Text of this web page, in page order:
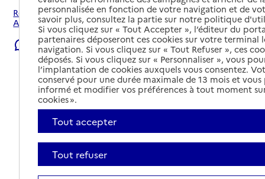
Rechercher les établissements et services autour de
Annœullin.
Signaler une erreur
personnalisée en fonction de votre navigation et de
savoir plus, consultez la partie sur notre politique
Si vous cliquez sur « Tout Accepter », l’éditeur du
partenaires déposeront ces cookies sur votre terminal
navigation. Si vous cliquez sur « Tout Refuser », ces
déposés. Si vous cliquez sur « Personnaliser », vous
l’implantation de cookies auxquels vous consentez.
conservé pour une durée maximale de 13 mois et
informé et modifier vos préférences à tout moment
cookies ».
Tout accepter
Tout refuser